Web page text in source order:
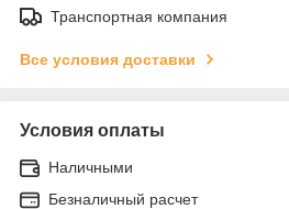
Транспортная компания
Все условия доставки
Условия оплаты
Наличными
Безналичный расчет